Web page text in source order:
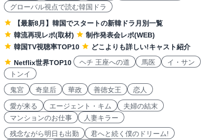
グローバル視点で読む韓国ドラ
【最新8月】韓国でスタートの新韓ドラ月別一覧
韓流再現レポ(取材)
制作発表会レポ(WEB)
韓国TV視聴率TOP10
どこよりも詳しい!キャスト紹介
Netflix世界TOP10
ヘチ 王座への道 馬医
イ・サン
トンイ
鬼宮
奇皇后 華政 善徳女王 恋人
愛が来る エージェント・キム
夫婦の結末
マンションのお仕事
人妻キラー
残念ながら明日も出勤
君へと続く僕のドリーム!